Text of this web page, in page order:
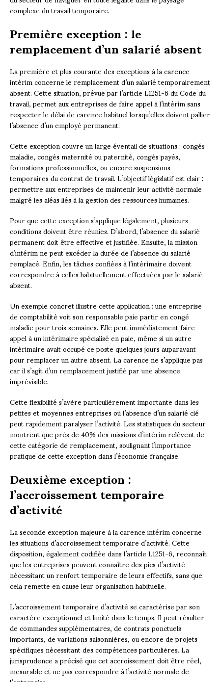
complexe du travail temporaire.
Première exception : le
remplacement d’un salarié absent
La première et plus courante des exceptions à la carence
intérim concerne le remplacement d’un salarié temporairement
absent. Cette situation, prévue par l’article L1251-6 du Code du
travail, permet aux entreprises de faire appel à l’intérim sans
respecter le délai de carence habituel lorsqu’elles doivent pallier
l’absence d’un employé permanent.
Cette exception couvre un large éventail de situations : congés
maladie, congés maternité ou paternité, congés payés,
formations professionnelles, ou encore suspensions
temporaires du contrat de travail. L’objectif législatif est clair :
permettre aux entreprises de maintenir leur activité normale
malgré les aléas liés à la gestion des ressources humaines.
Pour que cette exception s’applique légalement, plusieurs
conditions doivent être réunies. D’abord, l’absence du salarié
permanent doit être effective et justifiée. Ensuite, la mission
d’intérim ne peut excéder la durée de l’absence du salarié
remplacé. Enfin, les tâches confiées à l’intérimaire doivent
correspondre à celles habituellement effectuées par le salarié
absent.
Un exemple concret illustre cette application : une entreprise
de comptabilité voit son responsable paie partir en congé
maladie pour trois semaines. Elle peut immédiatement faire
appel à un intérimaire spécialisé en paie, même si un autre
intérimaire avait occupé ce poste quelques jours auparavant
pour remplacer un autre absent. La carence ne s’applique pas
car il s’agit d’un remplacement justifié par une absence
imprévisible.
Cette flexibilité s’avère particulièrement importante dans les
petites et moyennes entreprises où l’absence d’un salarié clé
peut rapidement paralyser l’activité. Les statistiques du secteur
montrent que près de 40% des missions d’intérim relèvent de
cette catégorie de remplacement, soulignant l’importance
pratique de cette exception dans l’économie française.
Deuxième exception :
l’accroissement temporaire
d’activité
La seconde exception majeure à la carence intérim concerne
les situations d’accroissement temporaire d’activité. Cette
disposition, également codifiée dans l’article L1251-6, reconnaît
que les entreprises peuvent connaître des pics d’activité
nécessitant un renfort temporaire de leurs effectifs, sans que
cela remette en cause leur organisation habituelle.
L’accroissement temporaire d’activité se caractérise par son
caractère exceptionnel et limité dans le temps. Il peut résulter
de commandes supplémentaires, de contrats ponctuels
importants, de variations saisonnières, ou encore de projets
spécifiques nécessitant des compétences particulières. La
jurisprudence a précisé que cet accroissement doit être réel,
mesurable et ne pas correspondre à l’activité normale de